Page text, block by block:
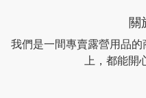
關
我們是一間專賣露營用品
上，都能開